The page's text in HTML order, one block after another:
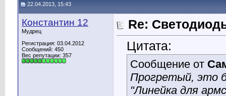
22.04.2013, 15:43
Константин 12
Мудрец
Регистрация: 03.04.2012
Сообщений: 450
Вес репутации: 357
Re:
Цитата:
Сообщение от
Прогретый, это
"Линейка для